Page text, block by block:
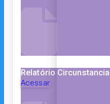
Relatório
Acessar